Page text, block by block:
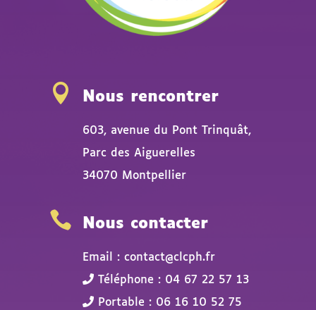
 Nous rencontrer
603, avenue du Pont Trinquât,
Parc des Aiguerelles
34070 Montpellier
 Nous contacter
Email : contact@clcph.fr
Téléphone : 04 67 22 57 13
Portable : 06 16 10 52 75